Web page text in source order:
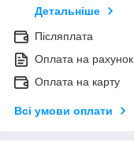
Детальніше
Післяплата
Оплата на рахунок
Оплата на карту
Всі умови оплати